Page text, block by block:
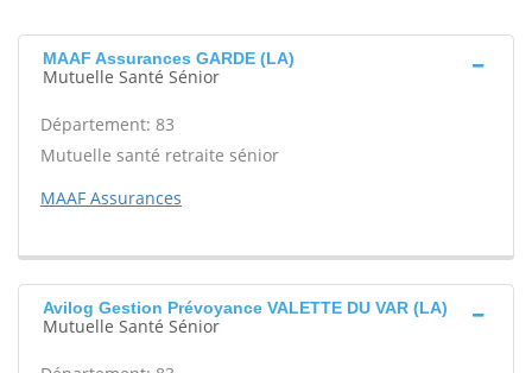
MAAF Assurances GARDE (LA)
Mutuelle Santé Sénior
Département: 83
Mutuelle santé retraite sénior
MAAF Assurances
Avilog Gestion Prévoyance VALETTE DU VAR (LA)
Mutuelle Santé Sénior